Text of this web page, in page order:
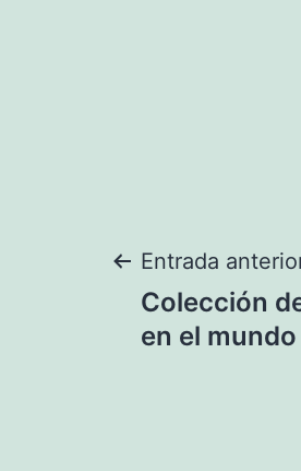
de
Entrada
Colección
en el